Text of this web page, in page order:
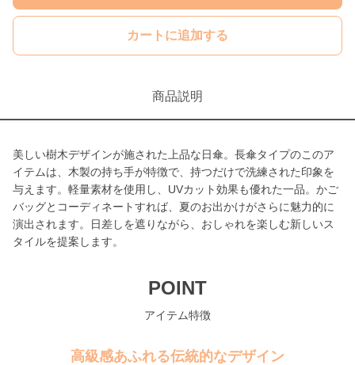
カートに追加する
商品説明
美しい樹木デザインが施された上品な日傘。長傘タイプのこのア
イテムは、木製の持ち手が特徴で、持つだけで洗練された印象を
与えます。軽量素材を使用し、UVカット効果も優れた一品。かご
バッグとコーディネートすれば、夏のお出かけがさらに魅力的に
演出されます。日差しを遮りながら、おしゃれを楽しむ新しいス
タイルを提案します。
POINT
アイテム特徴
高級感あふれる伝統的なデザイン